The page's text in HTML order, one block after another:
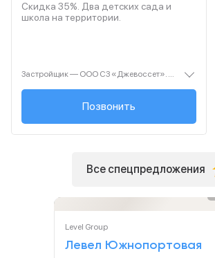
Скидка 35%. Два детских сада и
школа на территории.
Застройщик — ООО СЗ «Джевоссет». Проектная декларация — наш.дом.рф. Акция до 28.02.2026. Не оферта. Подробности — Level.ru
+7 (495) 461-27-...
Позвонить
Все спецпредложения
Level Group
Левел Южнопортовая